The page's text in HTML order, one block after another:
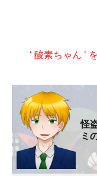
‘ 酸素ちゃん ’
怪
ミ